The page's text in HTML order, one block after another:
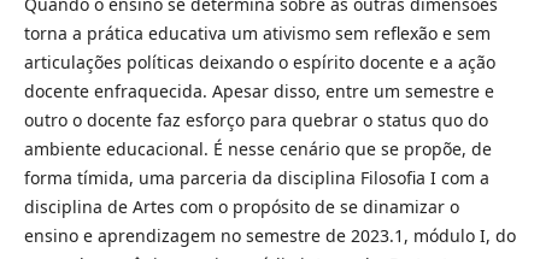
torna a prática educativa um ativismo sem reflexão e sem
articulações políticas deixando o espírito docente e a ação
docente enfraquecida. Apesar disso, entre um semestre e
outro o docente faz esforço para quebrar o status quo do
ambiente educacional. É nesse cenário que se propõe, de
forma tímida, uma parceria da disciplina Filosofia I com a
disciplina de Artes com o propósito de se dinamizar o
ensino e aprendizagem no semestre de 2023.1, módulo I, do